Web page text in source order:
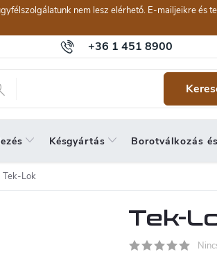
nem lesz elérhető. E-mailjeikre
+36 1 451 8900
értékelése Általános szerződési feltételek
Késgyártás Borotválkozás
Tek-Lok
Tek-